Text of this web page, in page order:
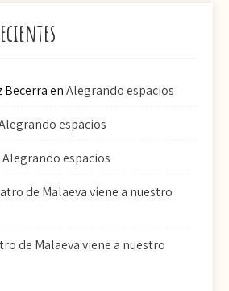
BecerraenAlegrando espacios
espacios
Alegrando espacios
de Malaeva viene a nuestro
de Malaeva viene a nuestro